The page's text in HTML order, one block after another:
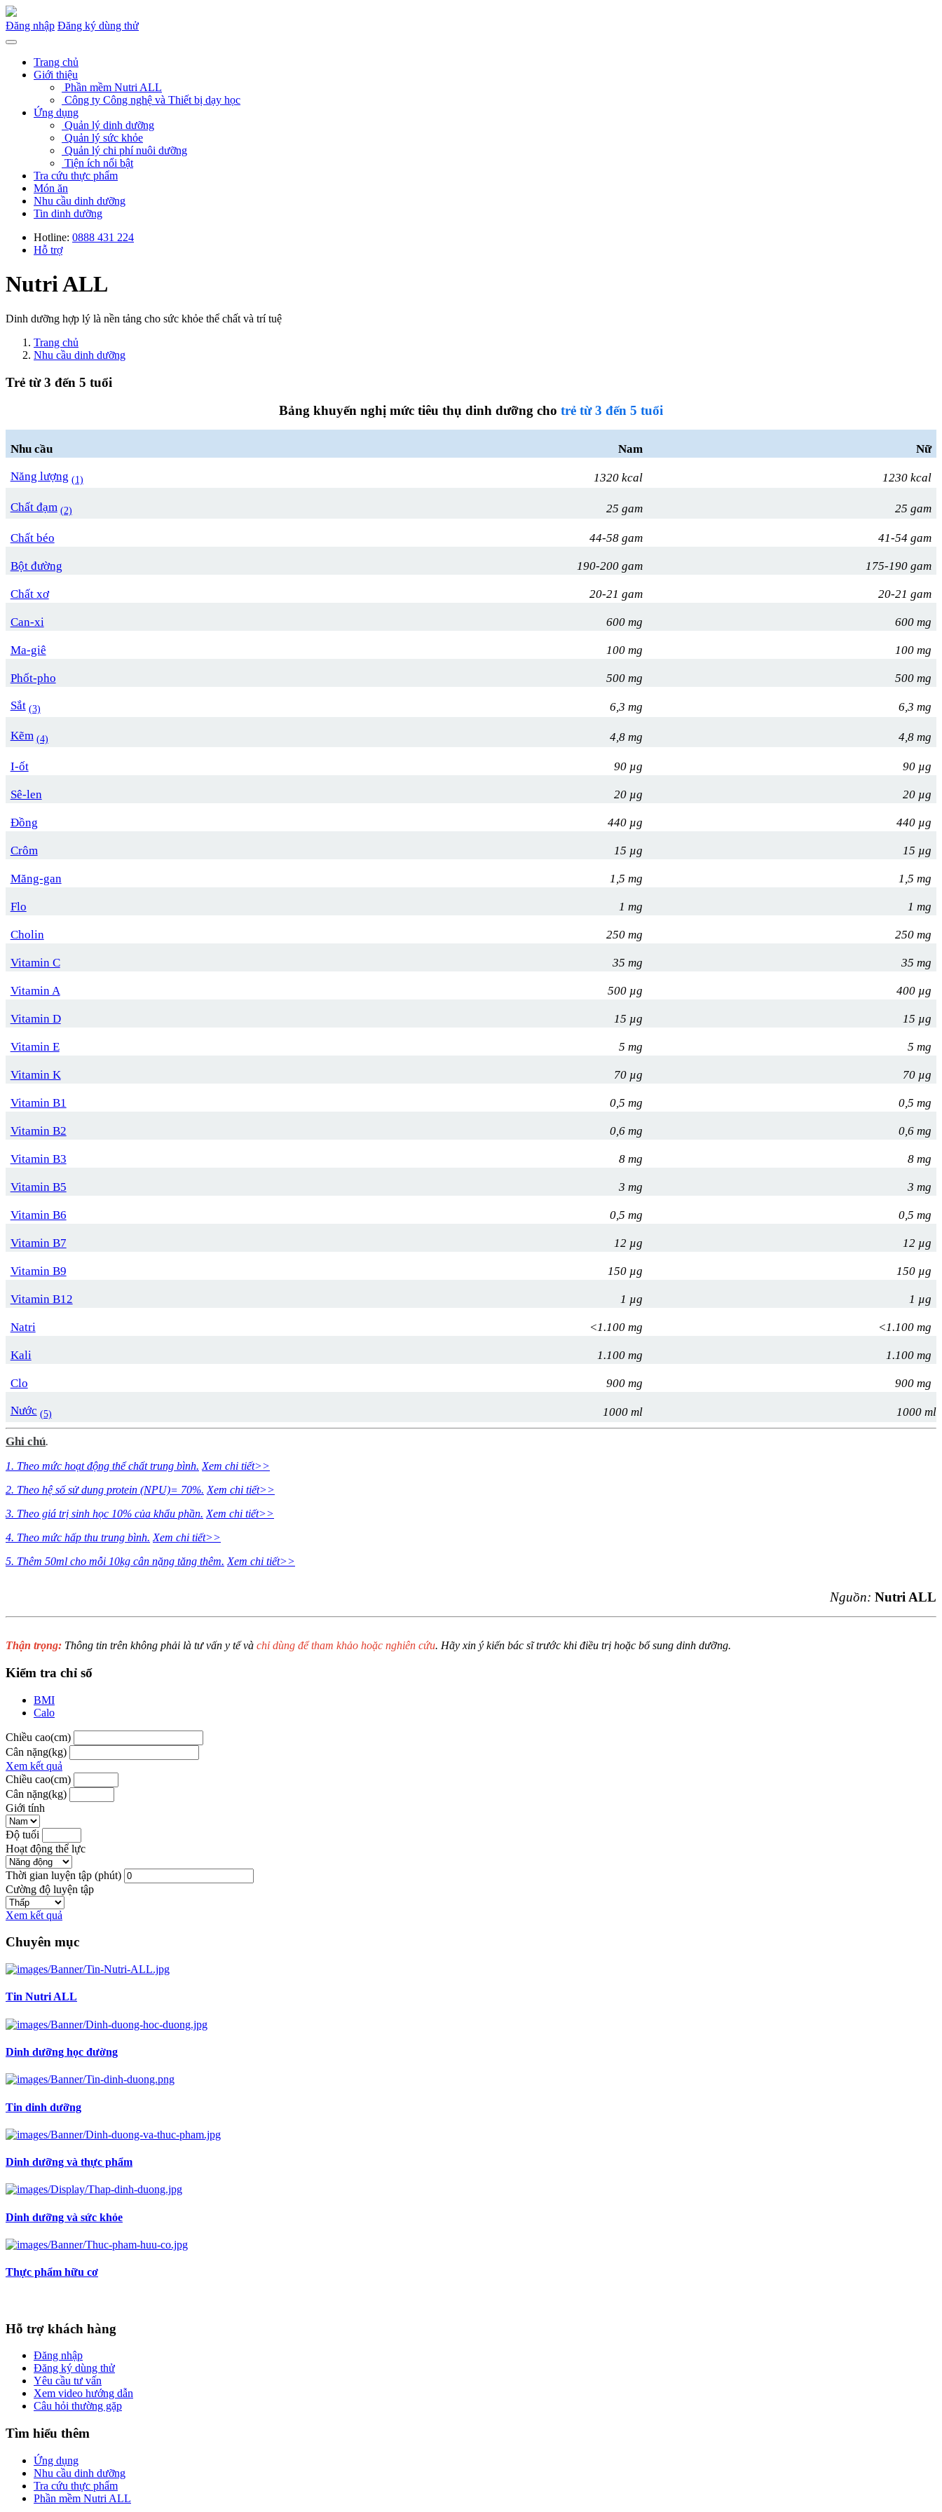
Đăng nhập Đăng ký dùng thử
Trang chủ
Giới thiệu
Phần mềm Nutri ALL
Công ty Công nghệ và Thiết bị dạy học
Ứng dụng
Quản lý dinh dưỡng
Quản lý sức khỏe
Quản lý chi phí nuôi dưỡng
Tiện ích nổi bật
Tra cứu thực phẩm
Món ăn
Nhu cầu dinh dưỡng
Tin dinh dưỡng
Hotline: 0888 431 224
Hỗ trợ
Nutri ALL
Dinh dưỡng hợp lý là nền tảng cho sức khỏe thể chất và trí tuệ
Trang chủ
Nhu cầu dinh dưỡng
Trẻ từ 3 đến 5 tuổi
Bảng khuyến nghị mức tiêu thụ dinh dưỡng cho trẻ từ 3 đến 5 tuổi
Nhu cầu Nam Nữ
Năng lượng (1) 1320 kcal 1230 kcal
Chất đạm (2) 25 gam 25 gam
Chất béo 44-58 gam 41-54 gam
Bột đường 190-200 gam 175-190 gam
Chất xơ 20-21 gam 20-21 gam
Can-xi 600 mg 600 mg
Ma-giê 100 mg 100 mg
Phốt-pho 500 mg 500 mg
Sắt (3) 6,3 mg 6,3 mg
Kẽm (4) 4,8 mg 4,8 mg
I-ốt 90 µg 90 µg
Sê-len 20 µg 20 µg
Đồng 440 µg 440 µg
Crôm 15 µg 15 µg
Măng-gan 1,5 mg 1,5 mg
Flo 1 mg 1 mg
Cholin 250 mg 250 mg
Vitamin C 35 mg 35 mg
Vitamin A 500 µg 400 µg
Vitamin D 15 µg 15 µg
Vitamin E 5 mg 5 mg
Vitamin K 70 µg 70 µg
Vitamin B1 0,5 mg 0,5 mg
Vitamin B2 0,6 mg 0,6 mg
Vitamin B3 8 mg 8 mg
Vitamin B5 3 mg 3 mg
Vitamin B6 0,5 mg 0,5 mg
Vitamin B7 12 µg 12 µg
Vitamin B9 150 µg 150 µg
Vitamin B12 1 µg 1 µg
Natri <1.100 mg <1.100 mg
Kali 1.100 mg 1.100 mg
Clo 900 mg 900 mg
Nước (5) 1000 ml 1000 ml
Ghi chú.
1. Theo mức hoạt động thể chất trung bình. Xem chi tiết>>
2. Theo hệ số sử dung protein (NPU)= 70%. Xem chi tiết>>
3. Theo giá trị sinh học 10% của khẩu phần. Xem chi tiết>>
4. Theo mức hấp thu trung bình. Xem chi tiết>>
5. Thêm 50ml cho mỗi 10kg cân nặng tăng thêm. Xem chi tiết>>
Nguồn: Nutri ALL
Thận trọng: Thông tin trên không phải là tư vấn y tế và chỉ dùng để tham khảo hoặc nghiên cứu. Hãy xin ý kiến bác sĩ trước khi điều trị hoặc bổ sung dinh dưỡng.
Kiểm tra chỉ số
BMI
Calo
Chiều cao(cm)
Cân nặng(kg)
Xem kết quả
Chiều cao(cm)
Cân nặng(kg)
Giới tính
Độ tuổi
Hoạt động thể lực
Thời gian luyện tập (phút)
Cường độ luyện tập
Xem kết quả
Chuyên mục
Tin Nutri ALL
Dinh dưỡng học đường
Tin dinh dưỡng
Dinh dưỡng và thực phẩm
Dinh dưỡng và sức khỏe
Thực phẩm hữu cơ
Hỗ trợ khách hàng
Đăng nhập
Đăng ký dùng thử
Yêu cầu tư vấn
Xem video hướng dẫn
Câu hỏi thường gặp
Tìm hiểu thêm
Ứng dụng
Nhu cầu dinh dưỡng
Tra cứu thực phẩm
Phần mềm Nutri ALL